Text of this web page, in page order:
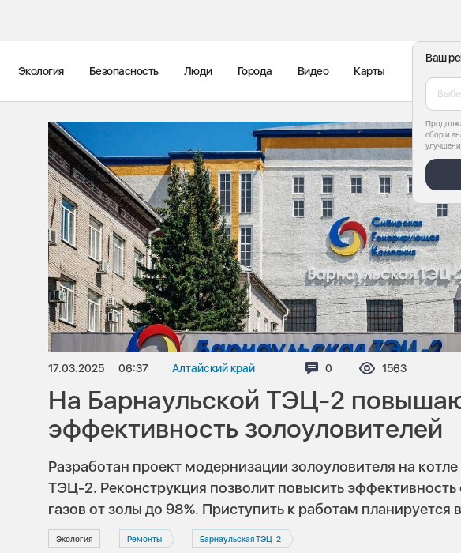
Ваш
сбор и
Экология Безопасность Люди Города Видео Карты
17.03.2025 06:37 Алтайский край Комментариев:
0 Просмотров:
1563
На Барнаульской ТЭЦ-2
эффективность золоуловителей
Разработан проект модернизации золоуловителя на
ТЭЦ-2. Реконструкция позволит повысить
газов от золы до 98%. Приступить к работам планируется
Экология Ремонты Барнаульская ТЭЦ-2